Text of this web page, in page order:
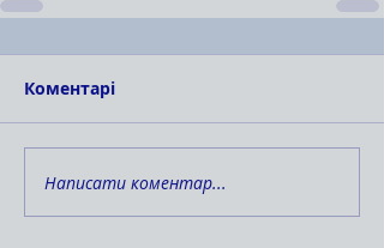
Коментарі
Написати коментар...